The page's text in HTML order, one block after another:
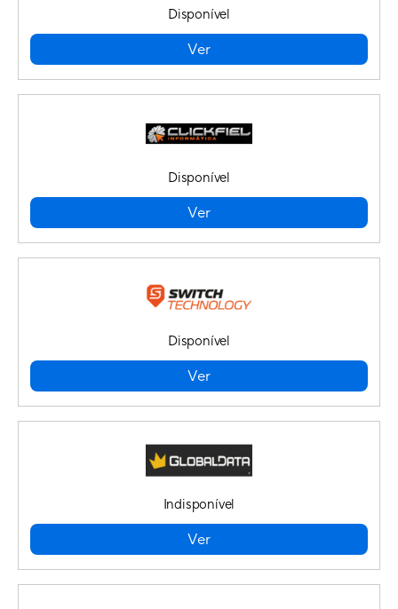
Disponível
Ver
Disponível
Ver
Disponível
Ver
Indisponível
Ver